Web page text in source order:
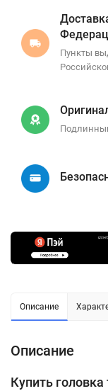
Пункты
Описание
Описание
Купить головка